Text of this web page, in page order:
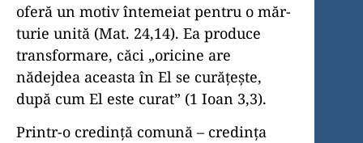
oferă un motiv întemeiat pentru o măr­
turie unită (Mat. 24,14). Ea produce
transformare, căci „oricine are
nădejdea aceasta în El se curăţeşte,
după cum El este curat” (1 Ioan 3,3).
Printr-o credinţă comună – credinţa